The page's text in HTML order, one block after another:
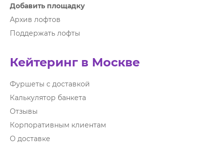
Добавить площадку
Архив лофтов
Поддержать лофты
Кейтеринг в Москве
Фуршеты с доставкой
Калькулятор банкета
Отзывы
Корпоративным клиентам
О доставке